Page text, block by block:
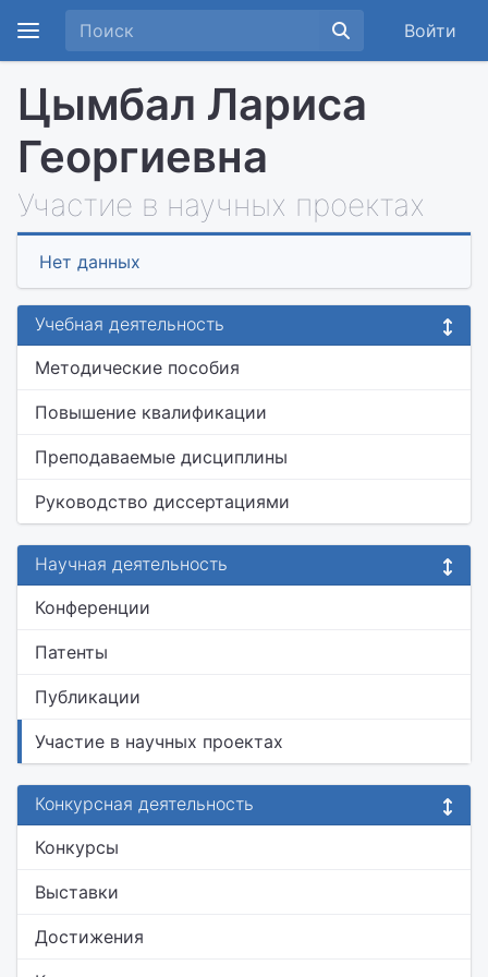
Войти
Цымбал Лариса
Георгиевна
Участие в научных проектах
Нет данных
Учебная деятельность
Методические пособия
Повышение квалификации
Преподаваемые дисциплины
Руководство диссертациями
Научная деятельность
Конференции
Патенты
Публикации
Участие в научных проектах
Конкурсная деятельность
Конкурсы
Выставки
Достижения